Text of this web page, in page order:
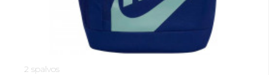
2 spalvos